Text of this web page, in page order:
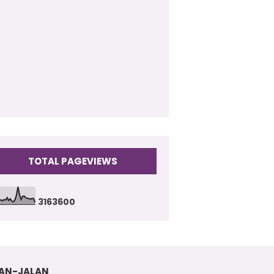
TOTAL PAGEVIEWS
3163600